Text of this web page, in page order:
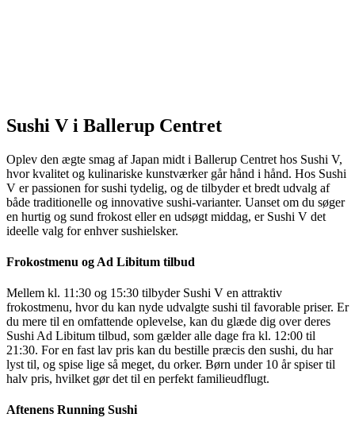
Sushi V i Ballerup Centret
Oplev den ægte smag af Japan midt i Ballerup Centret hos Sushi V,
hvor kvalitet og kulinariske kunstværker går hånd i hånd. Hos Sushi
V er passionen for sushi tydelig, og de tilbyder et bredt udvalg af
både traditionelle og innovative sushi-varianter. Uanset om du søger
en hurtig og sund frokost eller en udsøgt middag, er Sushi V det
ideelle valg for enhver sushielsker.
Frokostmenu og Ad Libitum tilbud
Mellem kl. 11:30 og 15:30 tilbyder Sushi V en attraktiv
frokostmenu, hvor du kan nyde udvalgte sushi til favorable priser. Er
du mere til en omfattende oplevelse, kan du glæde dig over deres
Sushi Ad Libitum tilbud, som gælder alle dage fra kl. 12:00 til
21:30. For en fast lav pris kan du bestille præcis den sushi, du har
lyst til, og spise lige så meget, du orker. Børn under 10 år spiser til
halv pris, hvilket gør det til en perfekt familieudflugt.
Aftenens Running Sushi